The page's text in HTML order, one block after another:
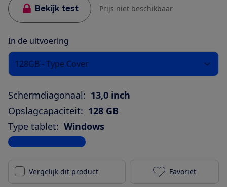
Bekijk test Prijs niet beschikbaar
In de uitvoering
128GB - Type Cover
Schermdiagonaal: 13,0 inch
Opslagcapaciteit: 128 GB
Type tablet: Windows
Bekijk alle specificaties
Vergelijk dit product Microsoft
Favoriet